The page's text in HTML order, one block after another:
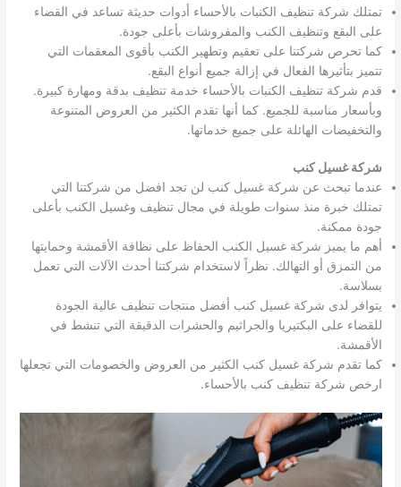
تمتلك شركة تنظيف الكنبات بالأحساء أدوات حديثة تساعد في القضاء
على البقع وتنظيف الكنب والمفروشات بأعلى جودة.
كما تحرص شركتنا على تعقيم وتطهير الكنب بأقوى المعقمات التي
تتميز بتأثيرها الفعال في إزالة جميع أنواع البقع.
قدم شركة تنظيف الكنبات بالأحساء خدمة تنظيف بدقة ومهارة كبيرة.
وبأسعار مناسبة للجميع. كما أنها تقدم الكثير من العروض المتنوعة
والتخفيضات الهائلة على جميع خدماتها.
شركة غسيل كنب
عندما تبحث عن شركة غسيل كنب لن تجد افضل من شركتنا التي
تمتلك خبرة منذ سنوات طويلة في مجال تنظيف وغسيل الكنب بأعلى
جودة ممكنة.
أهم ما يميز شركة غسيل الكنب الحفاظ على نظافة الأقمشة وحمايتها
من التمزق أو التهالك. نظراً لاستخدام شركتنا أحدث الآلات التي تعمل
بسلاسة.
يتوافر لدى شركة غسيل كنب أفضل منتجات تنظيف عالية الجودة
للقضاء على البكتيريا والجراثيم والحشرات الدقيقة التي تنشط في
الأقمشة.
كما تقدم شركة غسيل كنب الكثير من العروض والخصومات التي تجعلها
ارخص شركة تنظيف كنب بالأحساء.